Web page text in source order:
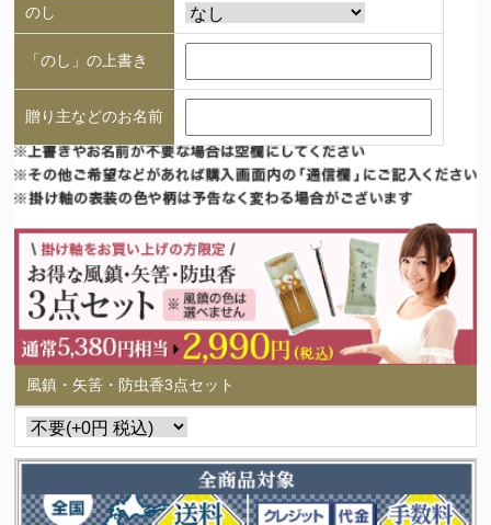
のし
「のし」の上書き
贈り主などのお名前
風鎮・矢筈・防虫香3点セット